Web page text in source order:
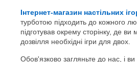
Інтернет-магазин настільних
турботою підходить до кожного
підготував окрему сторінку, де ви
дозвілля необхідні ігри для двох.
Обов'язково загляньте до нас, і